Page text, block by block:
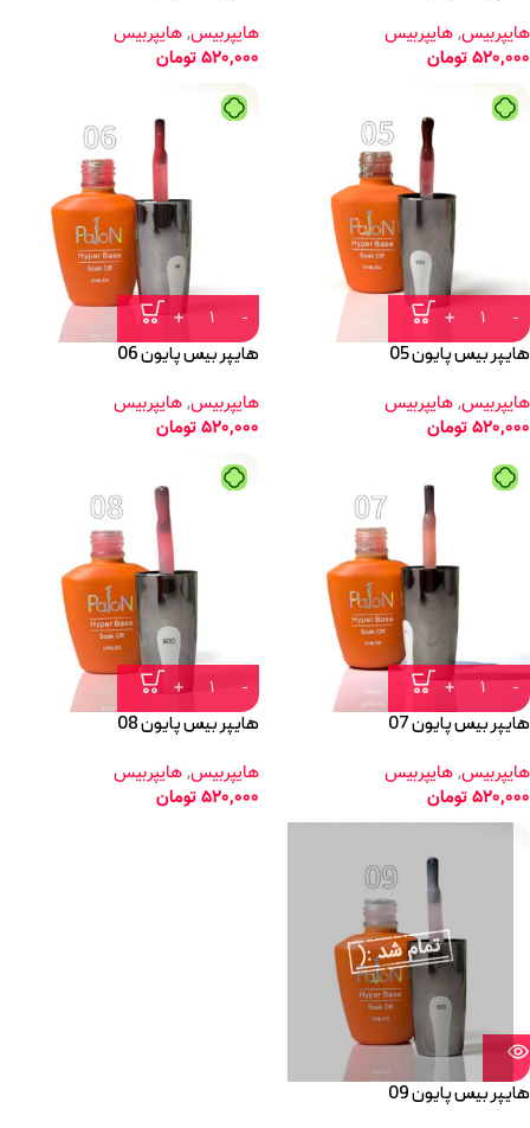
هایپربیس,هایپربیس
520,000تومان
هایپربیس,هایپربیس
520,000تومان
هایپر بیس پایون 05
هایپربیس,هایپربیس
520,000تومان
هایپر بیس پایون 06
هایپربیس,هایپربیس
520,000تومان
هایپر بیس پایون 07
هایپربیس,هایپربیس
520,000تومان
هایپر بیس پایون 08
هایپربیس,هایپربیس
520,000تومان
هایپر بیس پایون 09